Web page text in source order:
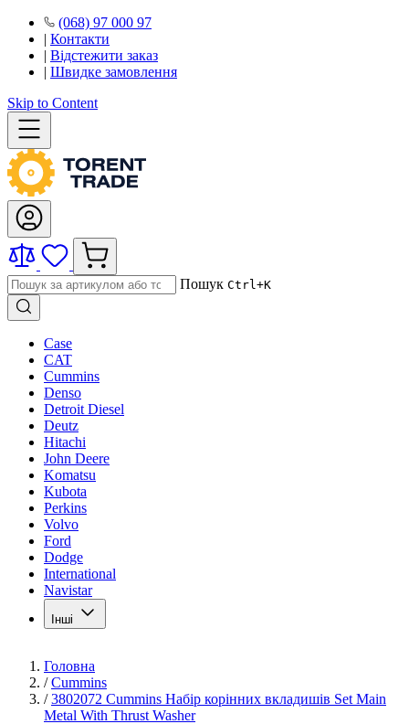
(068) 97 000 97
| Контакти
| Відстежити заказ
| Швидке замовлення
Skip to Content
Пошук Ctrl+K
Case
CAT
Cummins
Denso
Detroit Diesel
Deutz
Hitachi
John Deere
Komatsu
Kubota
Perkins
Volvo
Ford
Dodge
International
Navistar
Інші
Головна
/ Cummins
/ 3802072 Cummins Набір корінних вкладишів Set Main
Metal With Thrust Washer